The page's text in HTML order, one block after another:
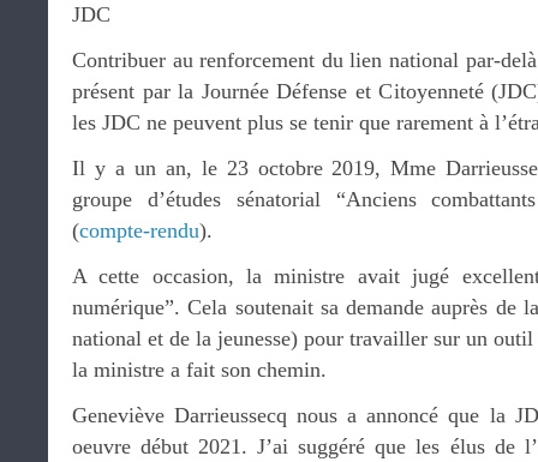
JDC
Contribuer au renforcement du lien national par-
présent par la Journée Défense et Citoyenneté
les JDC ne peuvent plus se tenir que rarement à
Il y a un an, le 23 octobre 2019, Mme
groupe d’études sénatorial “Anciens
(compte-rendu).
A cette occasion, la ministre avait jugé
numérique”. Cela soutenait sa demande auprès de
national et de la jeunesse) pour travailler sur un
la ministre a fait son chemin.
Geneviève Darrieussecq nous a annoncé que la
oeuvre début 2021. J’ai suggéré que les élus de